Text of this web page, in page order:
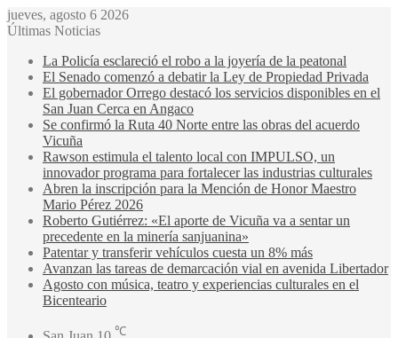
jueves, agosto 6 2026
Últimas Noticias
La Policía esclareció el robo a la joyería de la peatonal
El Senado comenzó a debatir la Ley de Propiedad Privada
El gobernador Orrego destacó los servicios disponibles en el
San Juan Cerca en Angaco
Se confirmó la Ruta 40 Norte entre las obras del acuerdo
Vicuña
Rawson estimula el talento local con IMPULSO, un
innovador programa para fortalecer las industrias culturales
Abren la inscripción para la Mención de Honor Maestro
Mario Pérez 2026
Roberto Gutiérrez: «El aporte de Vicuña va a sentar un
precedente en la minería sanjuanina»
Patentar y transferir vehículos cuesta un 8% más
Avanzan las tareas de demarcación vial en avenida Libertador
Agosto con música, teatro y experiencias culturales en el
Bicenteario
℃